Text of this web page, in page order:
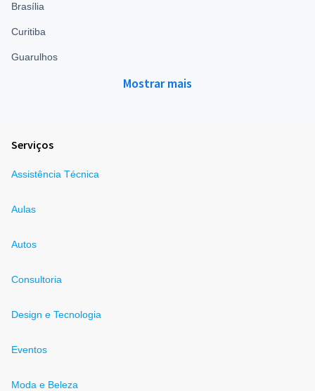
Brasília
Curitiba
Guarulhos
Mostrar mais
Serviços
Assistência Técnica
Aulas
Autos
Consultoria
Design e Tecnologia
Eventos
Moda e Beleza